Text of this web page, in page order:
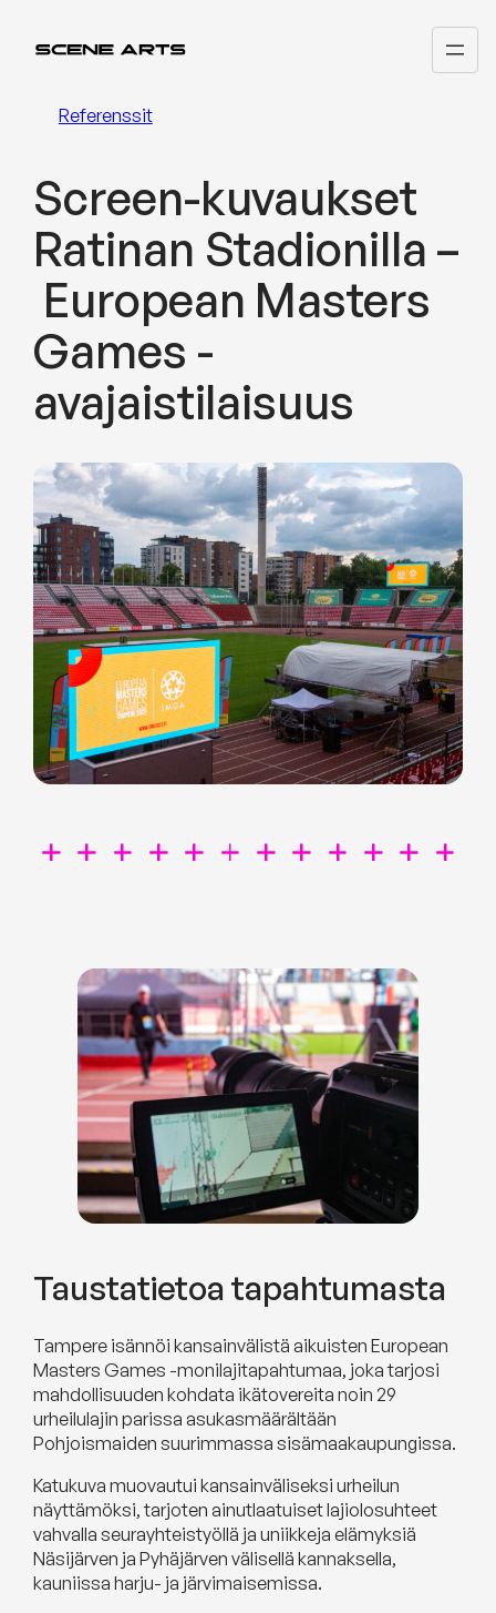
sisältöön
Referenssit
Screen-kuvaukset
Ratinan Stadionilla –
European Masters
Games -
avajaistilaisuus
Taustatietoa tapahtumasta
Tampere isännöi kansainvälistä aikuisten European
Masters Games -monilajitapahtumaa, joka tarjosi
mahdollisuuden kohdata ikätovereita noin 29
urheilulajin parissa asukasmäärältään
Pohjoismaiden suurimmassa sisämaakaupungissa.
Katukuva muovautui kansainväliseksi urheilun
näyttämöksi, tarjoten ainutlaatuiset lajiolosuhteet
vahvalla seurayhteistyöllä ja uniikkeja elämyksiä
Näsijärven­ ja Pyhä­järven välisellä kannaksella,
kauniissa harju- ja järvimaisemissa.